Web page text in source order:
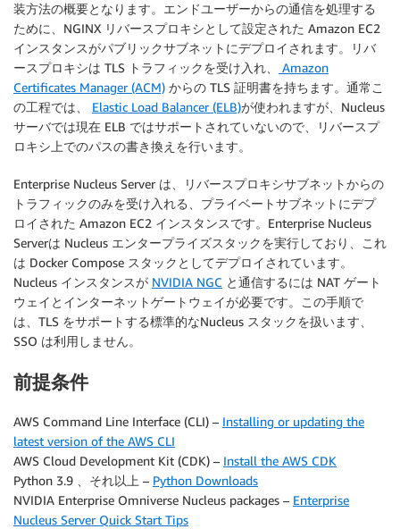
装方法の概要となります。エンドユーザーからの通信を処理する
ために、NGINX リバースプロキシとして設定された Amazon EC2
インスタンスがパブリックサブネットにデプロイされます。リバ
ースプロキシは TLS トラフィックを受け入れ、
Amazon
Certificates Manager (ACM) からの TLS 証明書を持ちます。通常こ
の工程では、 Elastic Load Balancer (ELB)が使われますが、Nucleus
サーバでは現在 ELB ではサポートされていないので、リバースプ
ロキシ上でのパスの書き換えを行います。
Enterprise Nucleus Server は、リバースプロキシサブネットからの
トラフィックのみを受け入れる、プライベートサブネットにデプ
ロイされた Amazon EC2 インスタンスです。Enterprise Nucleus
Serverは Nucleus エンタープライズスタックを実行しており、これ
は Docker Compose スタックとしてデプロイされています。
Nucleus インスタンスが NVIDIA NGC と通信するには NAT ゲート
ウェイとインターネットゲートウェイが必要です。この手順で
は、TLS をサポートする標準的なNucleus スタックを扱います、
SSO は利用しません。
前提条件
AWS Command Line Interface (CLI) – Installing or updating the
latest version of the AWS CLI
AWS Cloud Development Kit (CDK) – Install the AWS CDK
Python 3.9 、それ以上 – Python Downloads
NVIDIA Enterprise Omniverse Nucleus packages – Enterprise
Nucleus Server Quick Start Tips